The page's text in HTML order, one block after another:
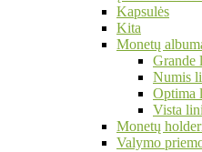
Kapsulės
Kita
Monetų
Grande
Numis
Optima
Vista
Monetų
Valymo